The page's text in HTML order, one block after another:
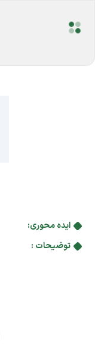
ایده محوری:
توضیحات :